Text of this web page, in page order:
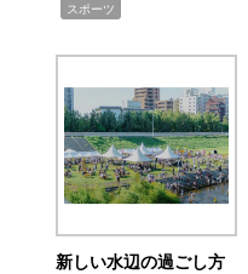
スポーツ
新しい水辺の過ごし方